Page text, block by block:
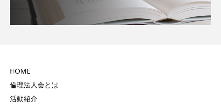
HOME
倫理法人会とは
活動紹介